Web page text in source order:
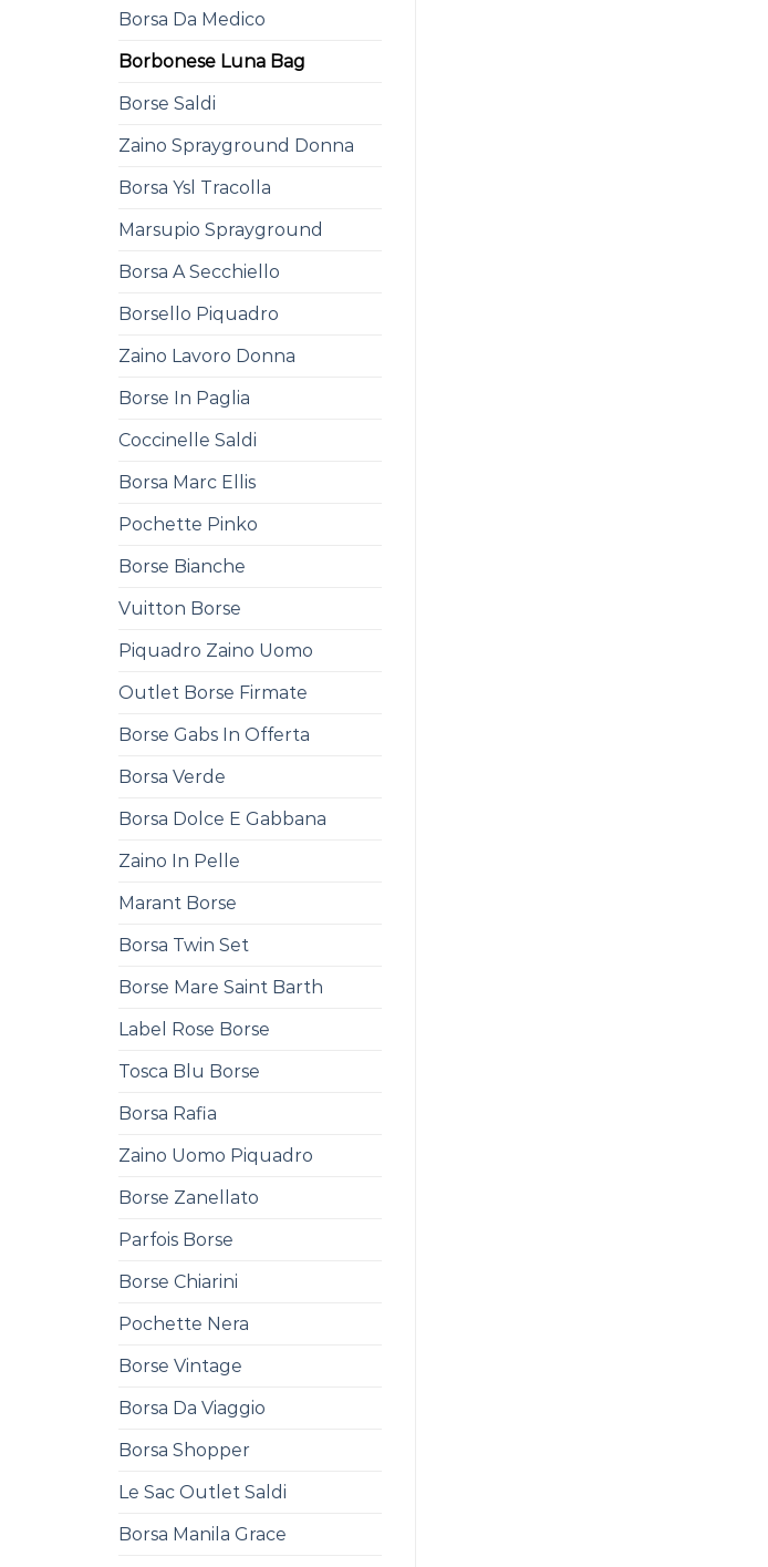
Borsa Da Medico
Borbonese Luna Bag
Borse Saldi
Zaino Sprayground Donna
Borsa Ysl Tracolla
Marsupio Sprayground
Borsa A Secchiello
Borsello Piquadro
Zaino Lavoro Donna
Borse In Paglia
Coccinelle Saldi
Borsa Marc Ellis
Pochette Pinko
Borse Bianche
Vuitton Borse
Piquadro Zaino Uomo
Outlet Borse Firmate
Borse Gabs In Offerta
Borsa Verde
Borsa Dolce E Gabbana
Zaino In Pelle
Marant Borse
Borsa Twin Set
Borse Mare Saint Barth
Label Rose Borse
Tosca Blu Borse
Borsa Rafia
Zaino Uomo Piquadro
Borse Zanellato
Parfois Borse
Borse Chiarini
Pochette Nera
Borse Vintage
Borsa Da Viaggio
Borsa Shopper
Le Sac Outlet Saldi
Borsa Manila Grace